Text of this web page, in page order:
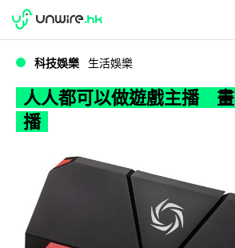
人人都可以做遊戲主播 畫
WWDC 2026
科技娛樂 生活娛樂
人人都可以做遊戲主播
播